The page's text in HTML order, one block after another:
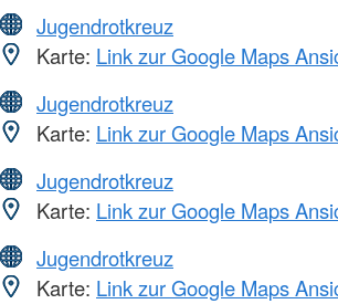
Jugendrotkreuz
Karte: Link zur Google Maps
Jugendrotkreuz
Karte: Link zur Google Maps
Jugendrotkreuz
Karte: Link zur Google Maps
Jugendrotkreuz
Karte: Link zur Google Maps